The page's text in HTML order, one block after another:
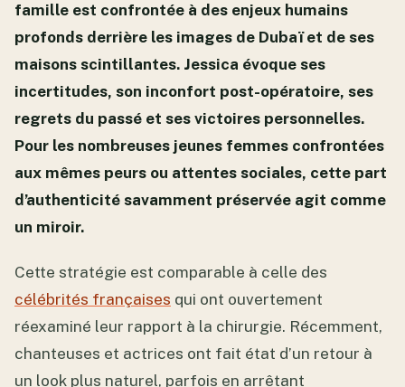
famille est confrontée à des enjeux humains
profonds derrière les images de Dubaï et de ses
maisons scintillantes. Jessica évoque ses
incertitudes, son inconfort post-opératoire, ses
regrets du passé et ses victoires personnelles.
Pour les nombreuses jeunes femmes confrontées
aux mêmes peurs ou attentes sociales, cette part
d’authenticité savamment préservée agit comme
un miroir.
Cette stratégie est comparable à celle des
célébrités françaises qui ont ouvertement
réexaminé leur rapport à la chirurgie. Récemment,
chanteuses et actrices ont fait état d’un retour à
un look plus naturel, parfois en arrêtant